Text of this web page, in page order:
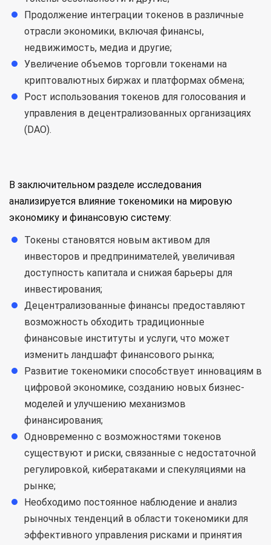
Продолжение интеграции токенов в различные
отрасли экономики, включая финансы,
недвижимость, медиа и другие;
Увеличение объемов торговли токенами на
криптовалютных биржах и платформах обмена;
Рост использования токенов для голосования и
управления в децентрализованных организациях
(DAO).
В заключительном разделе исследования
анализируется влияние токеномики на мировую
экономику и финансовую систему:
Токены становятся новым активом для
инвесторов и предпринимателей, увеличивая
доступность капитала и снижая барьеры для
инвестирования;
Децентрализованные финансы предоставляют
возможность обходить традиционные
финансовые институты и услуги, что может
изменить ландшафт финансового рынка;
Развитие токеномики способствует инновациям в
цифровой экономике, созданию новых бизнес-
моделей и улучшению механизмов
финансирования;
Одновременно с возможностями токенов
существуют и риски, связанные с недостаточной
регулировкой, кибератаками и спекуляциями на
рынке;
Необходимо постоянное наблюдение и анализ
рыночных тенденций в области токеномики для
эффективного управления рисками и принятия